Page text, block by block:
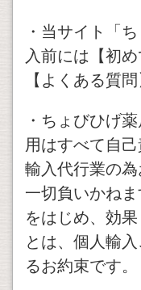
・当サイト「
入前には【初
【よくある質
・ちょびひげ
用はすべて自
輸入代行業の
一切負いかね
をはじめ、効
とは、個人輸
るお約束です。